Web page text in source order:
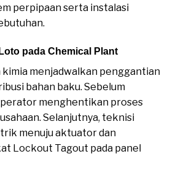
perpipaan serta instalasi
pada Chemical Plant
kimia menjadwalkan penggantian
bahan baku. Sebelum
menghentikan proses
Selanjutnya, teknisi
menuju aktuator dan
Lockout Tagout pada panel